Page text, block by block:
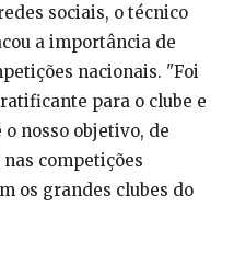
sociais, o técnico
a importância de
nacionais. "Foi
para o clube e
nosso objetivo, de
competições
os grandes clubes do